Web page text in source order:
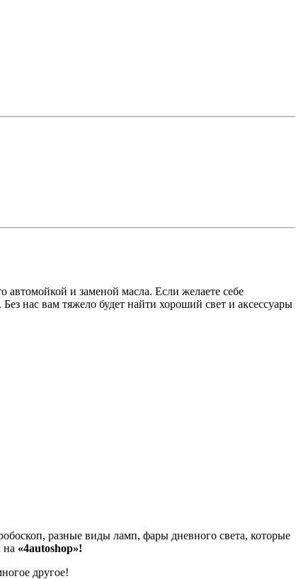
и заменой масла. Если желаете себе
Без нас вам тяжело будет найти хороший свет и аксессуары
разные виды ламп, фары дневного света, которые
на «4autoshop»!
другое!